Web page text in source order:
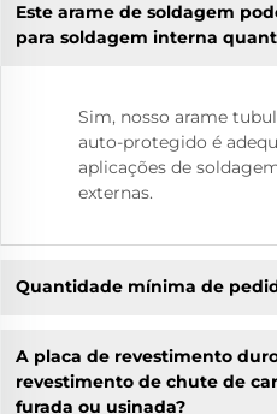
Este arame de soldagem
para soldagem interna
Sim, nosso arame
auto-protegido é
aplicações de
externas.
Quantidade mínima de
A placa de revestimento
revestimento de chute de
furada ou usinada?